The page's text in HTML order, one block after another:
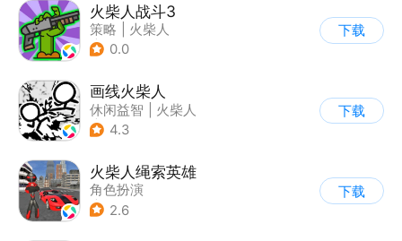
火柴人战斗3
策略
火柴人
| 指动网络
0.0
下载
画线火柴人
休闲益智
火柴人
| DIY
4.3
下载
火柴人绳索英雄
角色扮演
| 第三人称射击
2.6
下载